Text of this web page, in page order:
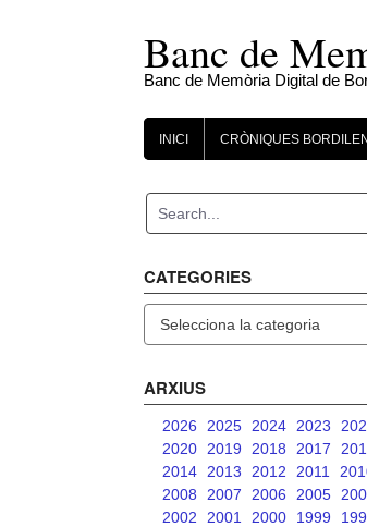
Banc de
Banc de Memòria Digital de
INICI CRÒNIQUES
CATEGORIES
ARXIUS
2026 2025 2024 2023
2020
2019 2018 2017
2014
2013 2012 2011
2008
2007 2006 2005
2002
2001 2000 1999